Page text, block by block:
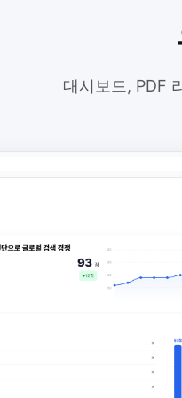
대시보드, PDF